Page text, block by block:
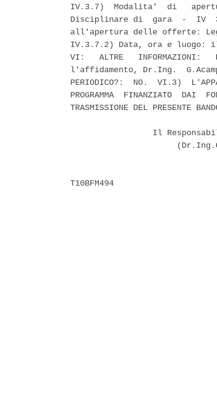
IV.3.7)  Modalita'  di
Disciplinare di  gara  -  IV
all'apertura delle offerte:
IV.3.7.2) Data, ora e luogo: il
VI:   ALTRE
l'affidamento, Dr.Ing.
PERIODICO?:  NO.  VI.3)
PROGRAMMA  FINANZIATO
TRASMISSIONE DEL PRESENTE
Il